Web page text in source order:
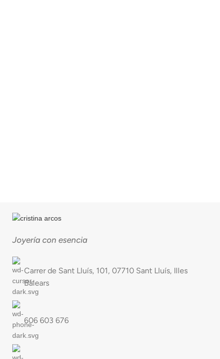
Joyería con esencia
Carrer de Sant Lluís, 101, 07710 Sant Lluís, Illes
Balears
606 603 676